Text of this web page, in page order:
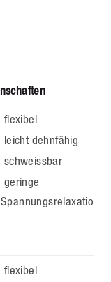
flexibel
leicht dehnfähig
schweissbar
geringe
Spannungsrelaxation*
flexibel